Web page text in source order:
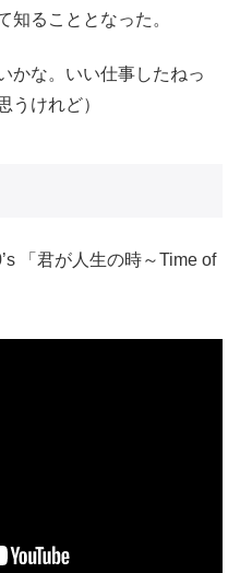
知ることとなった。
かな。いい仕事したねっ
うけれど）
「君が人生の時～Time of